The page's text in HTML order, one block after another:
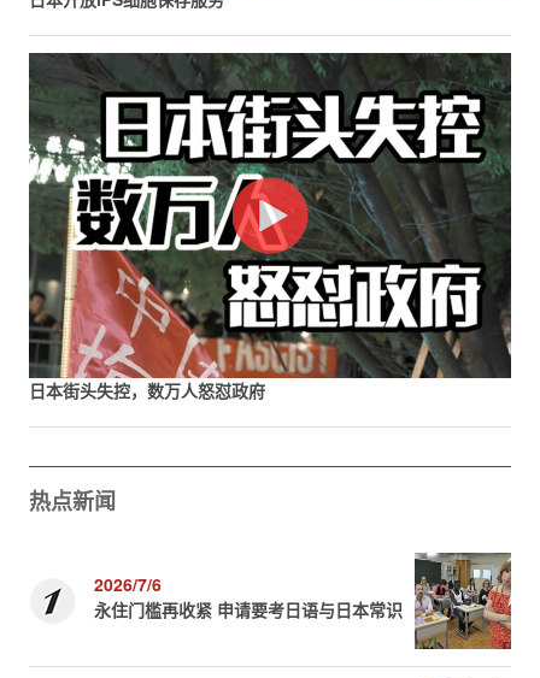
日本街头失控，数万人怒怼政府
热点新闻
2026/7/6
永住门槛再收紧 申请要考日语与日本常识